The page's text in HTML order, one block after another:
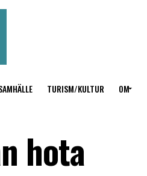
TURISM/KULTUR OM
hota